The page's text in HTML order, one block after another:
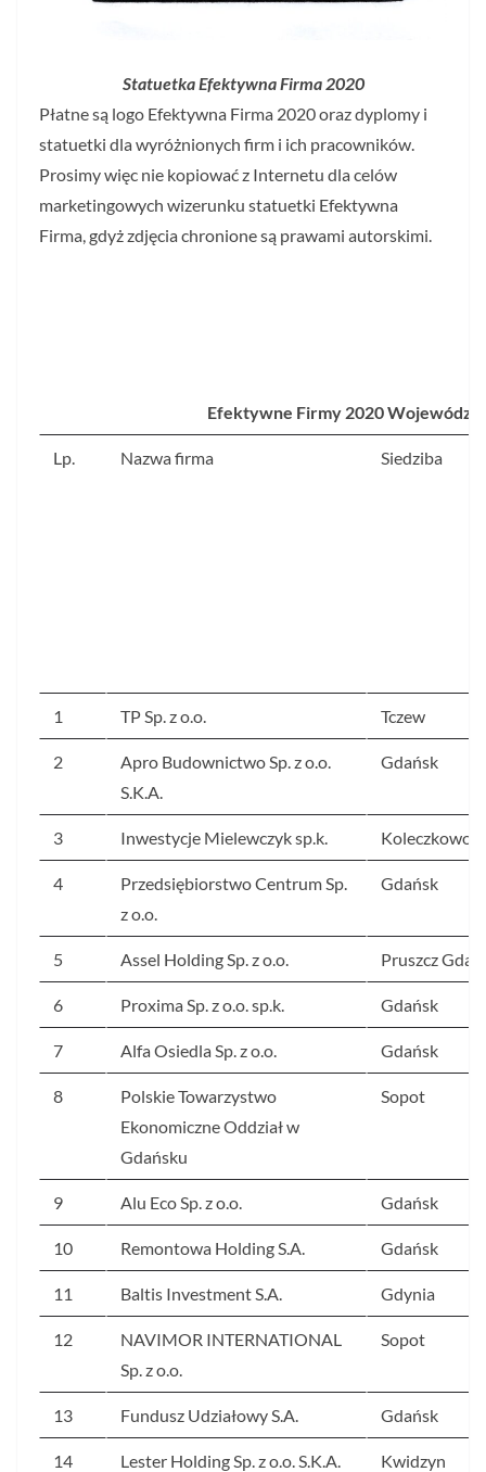
Statuetka Efektywna Firma 2020
Płatne są logo Efektywna Firma 2020 oraz dyplomy i
statuetki dla wyróżnionych firm i ich pracowników.
Prosimy więc nie kopiować z Internetu dla celów
marketingowych wizerunku statuetki Efektywna
Firma, gdyż zdjęcia chronione są prawami autorskimi.
Efektywne Firmy 2020
Lp. Nazwa firma Siedziba
1 TP Sp. z o.o. Tczew
2
Apro Budownictwo Sp. z o.o.
S.K.A.
Gdańsk
3 Inwestycje Mielewczyk sp.k. Koleczkowo
4
Przedsiębiorstwo Centrum Sp.
z o.o.
Gdańsk
5 Assel Holding Sp. z o.o. Pruszcz
6 Proxima Sp. z o.o. sp.k. Gdańsk
7 Alfa Osiedla Sp. z o.o. Gdańsk
8
Polskie Towarzystwo
Ekonomiczne Oddział w
Gdańsku
Sopot
9 Alu Eco Sp. z o.o. Gdańsk
10 Remontowa Holding S.A. Gdańsk
11 Baltis Investment S.A. Gdynia
12
NAVIMOR INTERNATIONAL
Sp. z o.o.
Sopot
13 Fundusz Udziałowy S.A. Gdańsk
14 Lester Holding Sp. z o.o. S.K.A. Kwidzyn